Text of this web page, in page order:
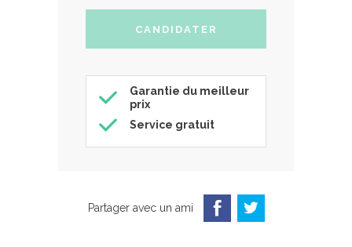
Garantie du meilleur
prix
Service gratuit
Partager avec un ami